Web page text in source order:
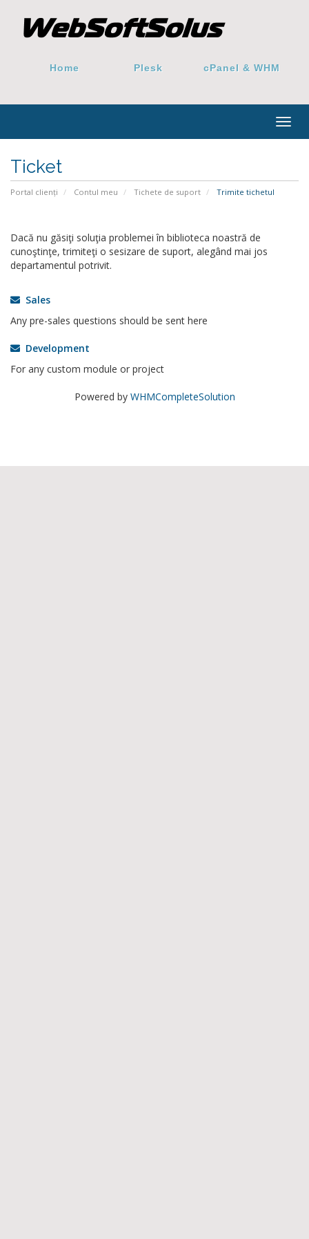
Home Plesk cPanel & WHM
Ticket
Portal clienți Contul meu Tichete de suport Trimite tichetul
Dacă nu găsiţi soluţia problemei în biblioteca noastră de
cunoştinţe, trimiteţi o sesizare de suport, alegând mai jos
departamentul potrivit.
Sales
Any pre-sales questions should be sent here
Development
For any custom module or project
Powered by WHMCompleteSolution